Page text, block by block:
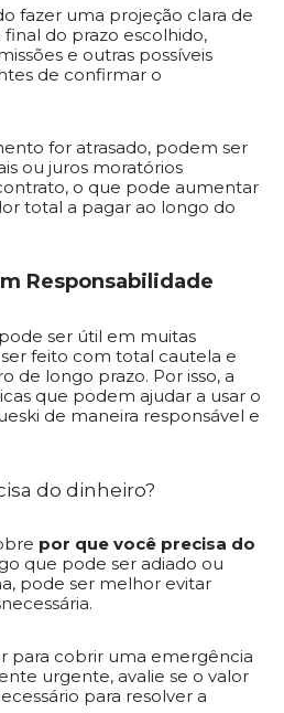
fazer uma projeção clara de
do prazo escolhido,
e outras possíveis
de confirmar o
for atrasado, podem ser
ou juros moratórios
o que pode aumentar
total a pagar ao longo do
Responsabilidade
ser útil em muitas
feito com total cautela e
de longo prazo. Por isso, a
que podem ajudar a usar o
de maneira responsável e
do dinheiro?
por que você precisa do
que pode ser adiado ou
pode ser melhor evitar
para cobrir uma emergência
urgente, avalie se o valor
para resolver a